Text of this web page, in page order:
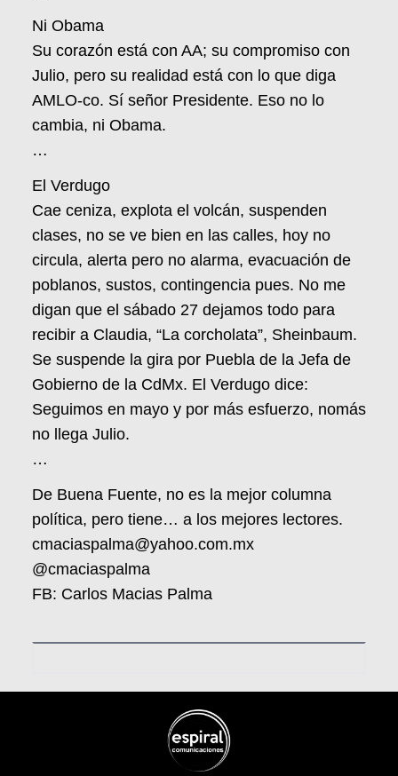
Ni Obama
Su corazón está con AA; su compromiso con
Julio, pero su realidad está con lo que diga
AMLO-co. Sí señor Presidente. Eso no lo
cambia, ni Obama.
…
El Verdugo
Cae ceniza, explota el volcán, suspenden
clases, no se ve bien en las calles, hoy no
circula, alerta pero no alarma, evacuación de
poblanos, sustos, contingencia pues. No me
digan que el sábado 27 dejamos todo para
recibir a Claudia, “La corcholata”, Sheinbaum.
Se suspende la gira por Puebla de la Jefa de
Gobierno de la CdMx. El Verdugo dice:
Seguimos en mayo y por más esfuerzo, nomás
no llega Julio.
…
De Buena Fuente, no es la mejor columna
política, pero tiene… a los mejores lectores.
cmaciaspalma@yahoo.com.mx
@cmaciaspalma
FB: Carlos Macias Palma